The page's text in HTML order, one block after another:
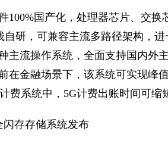
国产化，处理器芯片、交换
自研，可兼容主流多路径架构，
主流操作系统，全面支持国内外
在金融场景下，该系统可实现峰
费系统中，5G计费出账时间可缩
闪存存储系统发布